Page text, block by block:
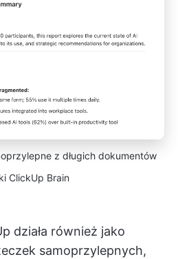
z długich dokumentów
ClickUp Brain
działa również jako
samoprzylepnych,